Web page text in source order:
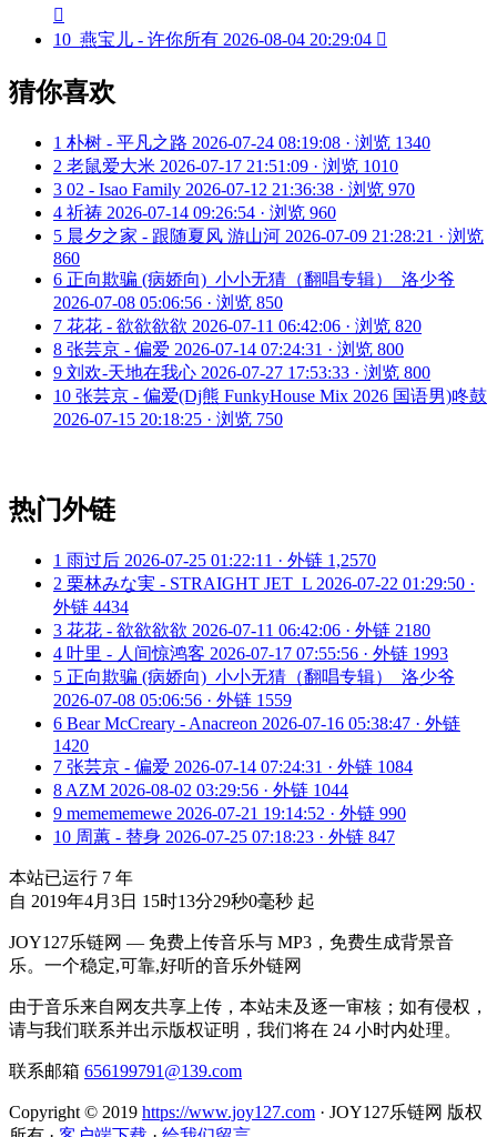

10 燕宝儿 - 许你所有 2026-08-04 20:29:04 
猜你喜欢
1 朴树 - 平凡之路 2026-07-24 08:19:08 · 浏览 1340
2 老鼠爱大米 2026-07-17 21:51:09 · 浏览 1010
3 02 - Isao Family 2026-07-12 21:36:38 · 浏览 970
4 祈祷 2026-07-14 09:26:54 · 浏览 960
5 晨夕之家 - 跟随夏风 游山河 2026-07-09 21:28:21 · 浏览
860
6 正向欺骗 (病娇向)_小小无猜（翻唱专辑）_洛少爷
2026-07-08 05:06:56 · 浏览 850
7 花花 - 欲欲欲欲 2026-07-11 06:42:06 · 浏览 820
8 张芸京 - 偏爱 2026-07-14 07:24:31 · 浏览 800
9 刘欢-天地在我心 2026-07-27 17:53:33 · 浏览 800
10 张芸京 - 偏爱(Dj熊 FunkyHouse Mix 2026 国语男)咚鼓
2026-07-15 20:18:25 · 浏览 750
热门外链
1 雨过后 2026-07-25 01:22:11 · 外链 1,2570
2 栗林みな実 - STRAIGHT JET_L 2026-07-22 01:29:50 ·
外链 4434
3 花花 - 欲欲欲欲 2026-07-11 06:42:06 · 外链 2180
4 叶里 - 人间惊鸿客 2026-07-17 07:55:56 · 外链 1993
5 正向欺骗 (病娇向)_小小无猜（翻唱专辑）_洛少爷
2026-07-08 05:06:56 · 外链 1559
6 Bear McCreary - Anacreon 2026-07-16 05:38:47 · 外链
1420
7 张芸京 - 偏爱 2026-07-14 07:24:31 · 外链 1084
8 AZM 2026-08-02 03:29:56 · 外链 1044
9 memememewe 2026-07-21 19:14:52 · 外链 990
10 周蕙 - 替身 2026-07-25 07:18:23 · 外链 847
本站已运行 7 年
自 2019年4月3日 15时13分29秒0毫秒 起
JOY127乐链网 — 免费上传音乐与 MP3，免费生成背景音
乐。一个稳定,可靠,好听的音乐外链网
由于音乐来自网友共享上传，本站未及逐一审核；如有侵权，
请与我们联系并出示版权证明，我们将在 24 小时内处理。
联系邮箱 656199791@139.com
Copyright © 2019 https://www.joy127.com · JOY127乐链网 版权